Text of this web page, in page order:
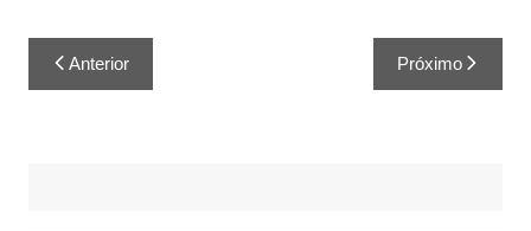
Anterior Próximo